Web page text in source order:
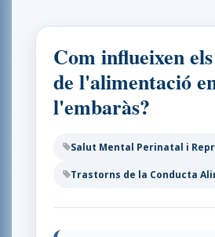
Com influeixen
de l'alimentació
l'embaràs?
Salut Mental Perinatal i
Trastorns de la Conducta